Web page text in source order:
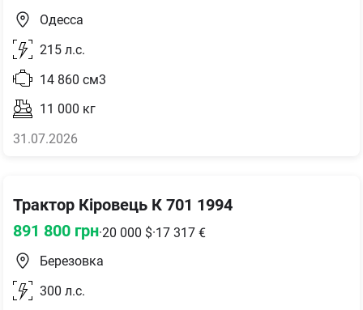
Одесса
215 л.с.
14 860 см3
11 000 кг
31.07.2026
Трактор Кіровець К 701 1994
891 800 грн·20 000 $·17 317 €
Березовка
300 л.с.